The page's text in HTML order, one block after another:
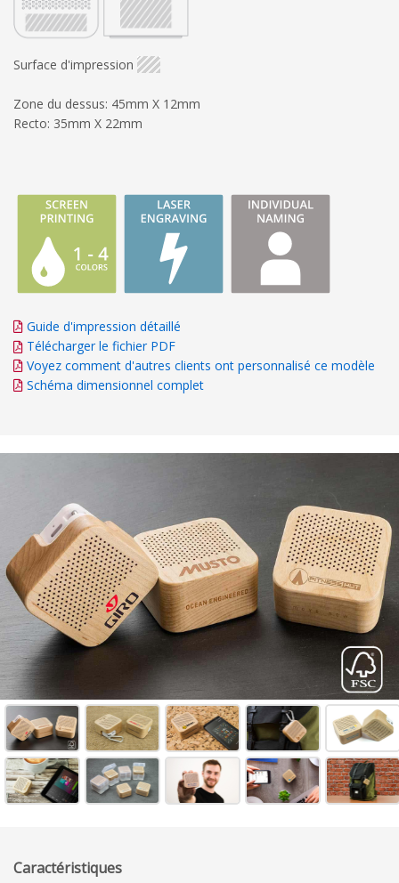
Surface d'impression
Zone du dessus: 45mm X 12mm
Recto: 35mm X 22mm
Guide d'impression détaillé
Télécharger le fichier PDF
Voyez comment d'autres clients ont personnalisé ce modèle
Schéma dimensionnel complet
Caractéristiques